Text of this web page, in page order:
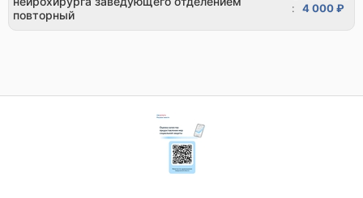
повторный
:
4 000 ₽